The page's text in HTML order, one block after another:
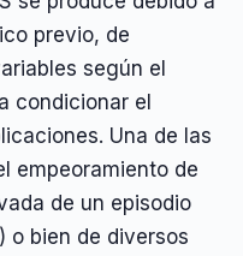
previo, de
según el
condicionar el
Una de las
empeoramiento de
de un episodio
o bien de diversos